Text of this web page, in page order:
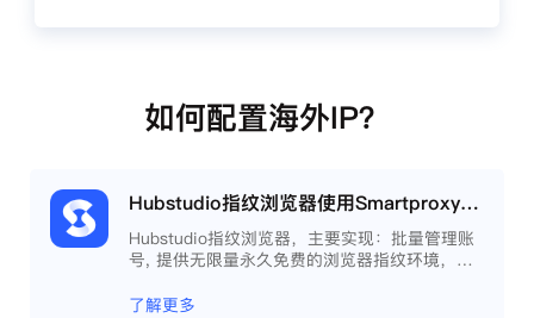
如何配置海外IP？
Hubstudio指纹浏览器使用Smartproxy教程
Hubstudio指纹浏览器，主要实现：批量管理账
号, 提供无限量永久免费的浏览器指纹环境，并
工作效率 。
了解更多